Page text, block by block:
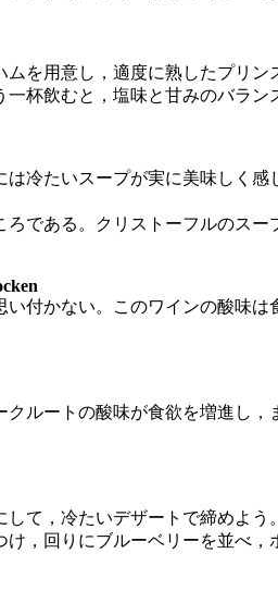
を用意し，適度に熟したプリ
杯飲むと，塩味と甘みのバラン
冷たいスープが実に美味しく
である。クリストーフルのスー
付かない。このワインの酸味
ルートの酸味が食欲を増進し
て，冷たいデザートで締めよう。
，回りにブルーベリーを並べ